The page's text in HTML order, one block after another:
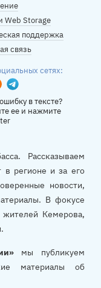
Web Storage
поддержка
связь
сетях:
Telegram
в тексте?
ее и нажмите
Рассказываем
в регионе и за его
новости,
В фокусе
Кемерова,
мы публикуем
материалы об